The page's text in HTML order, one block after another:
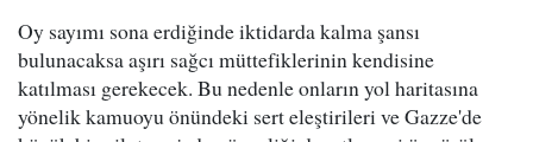
Oy sayımı sona erdiğinde iktidarda kalma şansı
bulunacaksa aşırı sağcı müttefiklerinin kendisine
katılması gerekecek. Bu nedenle onların yol haritasına
yönelik kamuoyu önündeki sert eleştirileri ve Gazze'de